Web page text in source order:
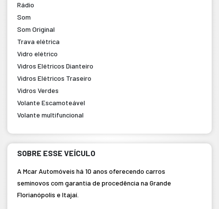
Rádio
Som
Som Original
Trava elétrica
Vidro elétrico
Vidros Elétricos Dianteiro
Vidros Elétricos Traseiro
Vidros Verdes
Volante Escamoteável
Volante multifuncional
SOBRE ESSE VEÍCULO
A Mcar Automóveis há 10 anos oferecendo carros
seminovos com garantia de procedência na Grande
Florianópolis e Itajaí.